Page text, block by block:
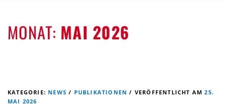
PROGRAMM KONTAKT
MONAT: MAI 2026
KATEGORIE: NEWS / PUBLIKATIONEN / VERÖFFENTLICHT AM25.
MAI 2026